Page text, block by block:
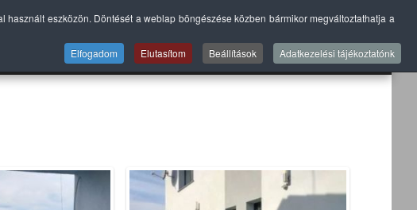
eszközön. Döntését a weblap böngészése közben bármikor megváltoztathatja a
Elfogadom
Elutasítom Beállítások Adatkezelési tájékoztatónk